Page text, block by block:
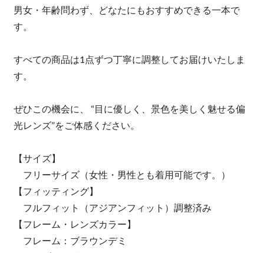
男女・年齢問わず、どなたにもおすすめできる一本で
す。
すべての商品は1点ずつ丁寧に調整してお届けいたしま
す。
ぜひこの機会に、 “目に優しく、景色を美しく魅せる偏
光レンズ”をご体感ください。
【サイズ】
フリーサイズ（女性・男性とも着用可能です。）
【フィッティング】
フルフィット（アジアンフィット）調整済み
【フレーム・レンズカラー】
フレーム：ブラウンデミ